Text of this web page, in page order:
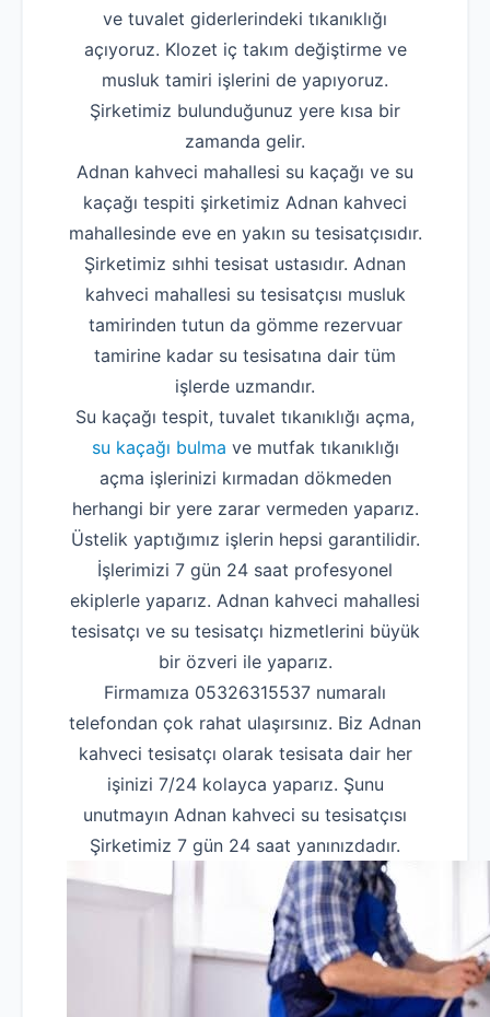
ve tuvalet giderlerindeki tıkanıklığı
açıyoruz. Klozet iç takım değiştirme ve
musluk tamiri işlerini de yapıyoruz.
Şirketimiz bulunduğunuz yere kısa bir
zamanda gelir.
Adnan kahveci mahallesi su kaçağı ve su
kaçağı tespiti şirketimiz Adnan kahveci
mahallesinde eve en yakın su tesisatçısıdır.
Şirketimiz sıhhi tesisat ustasıdır. Adnan
kahveci mahallesi su tesisatçısı musluk
tamirinden tutun da gömme rezervuar
tamirine kadar su tesisatına dair tüm
işlerde uzmandır.
Su kaçağı tespit, tuvalet tıkanıklığı açma,
su kaçağı bulma ve mutfak tıkanıklığı
açma işlerinizi kırmadan dökmeden
herhangi bir yere zarar vermeden yaparız.
Üstelik yaptığımız işlerin hepsi garantilidir.
İşlerimizi 7 gün 24 saat profesyonel
ekiplerle yaparız. Adnan kahveci mahallesi
tesisatçı ve su tesisatçı hizmetlerini büyük
bir özveri ile yaparız.
Firmamıza 05326315537 numaralı
telefondan çok rahat ulaşırsınız. Biz Adnan
kahveci tesisatçı olarak tesisata dair her
işinizi 7/24 kolayca yaparız. Şunu
unutmayın Adnan kahveci su tesisatçısı
Şirketimiz 7 gün 24 saat yanınızdadır.